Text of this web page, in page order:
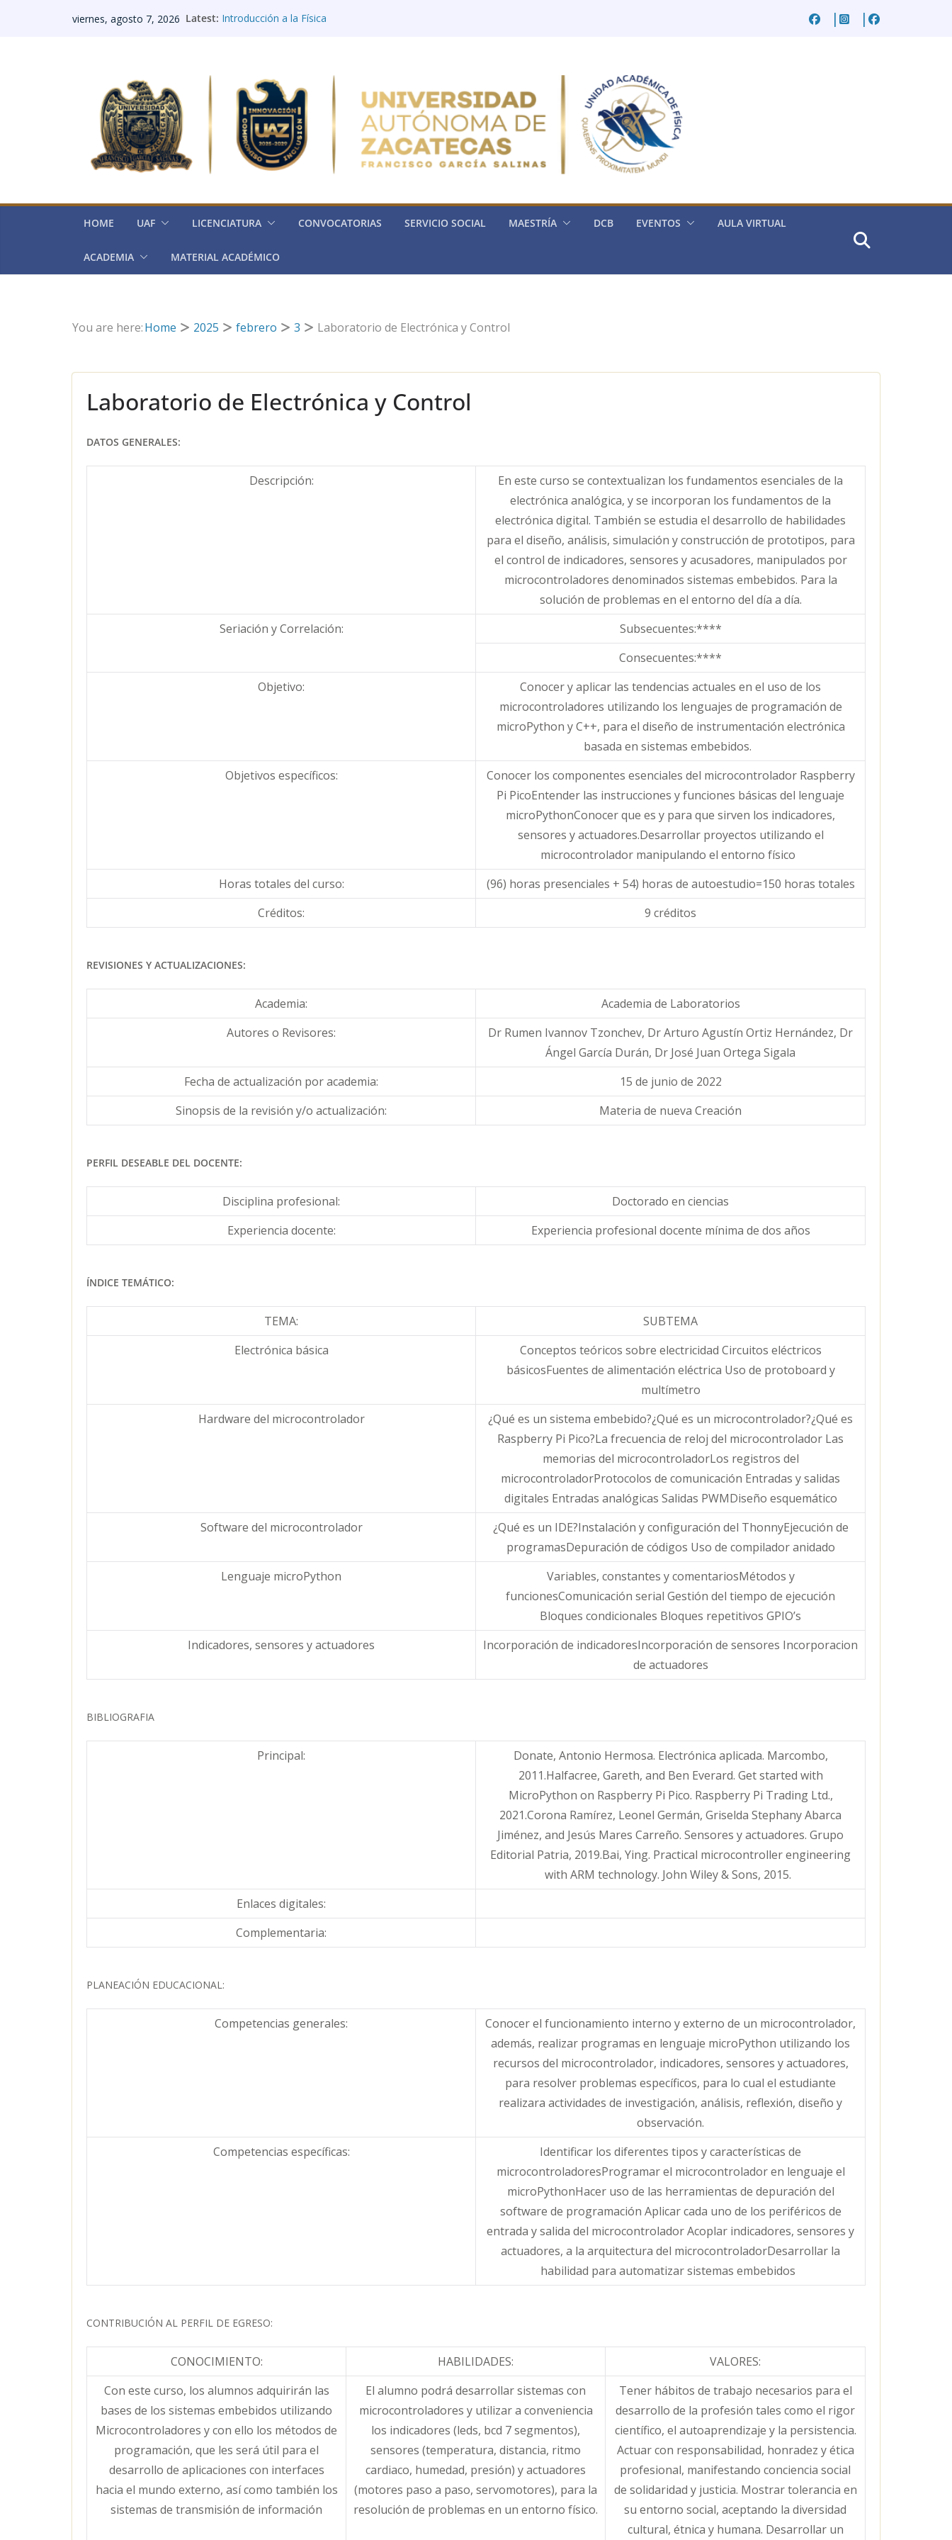
viernes, agosto 7, 2026 Latest: Introducción a la Física
Integradora IV (Química General)
HOME UAF LICENCIATURA CONVOCATORIAS SERVICIO SOCIAL MAESTRÍA DCB EVENTOS AULA VIRTUAL
ACADEMIA MATERIAL ACADÉMICO
You are here:Home 2025 febrero 3 Laboratorio de Electrónica y Control
Laboratorio de Electrónica y Control
DATOS GENERALES:
Descripción:
En este curso se contextualizan los fundamentos esenciales de la
electrónica analógica, y se incorporan los fundamentos de la
electrónica digital. También se estudia el desarrollo de habilidades
para el diseño, análisis, simulación y construcción de prototipos, para
el control de indicadores, sensores y acusadores, manipulados por
microcontroladores denominados sistemas embebidos. Para la
solución de problemas en el entorno del día a día.
Seriación y Correlación:
Subsecuentes:****
Consecuentes:****
Objetivo:
Conocer y aplicar las tendencias actuales en el uso de los
microcontroladores utilizando los lenguajes de programación de
microPython y C++, para el diseño de instrumentación electrónica
basada en sistemas embebidos.
Objetivos específicos:
Conocer los componentes esenciales del microcontrolador Raspberry
Pi PicoEntender las instrucciones y funciones básicas del lenguaje
microPythonConocer que es y para que sirven los indicadores,
sensores y actuadores.Desarrollar proyectos utilizando el
microcontrolador manipulando el entorno físico
Horas totales del curso:
(96) horas presenciales + 54) horas de autoestudio=150 horas totales
Créditos:
9 créditos
REVISIONES Y ACTUALIZACIONES:
Academia:
Academia de Laboratorios
Autores o Revisores:
Dr Rumen Ivannov Tzonchev, Dr Arturo Agustín Ortiz Hernández, Dr
Ángel García Durán, Dr José Juan Ortega Sigala
Fecha de actualización por academia:
15 de junio de 2022
Sinopsis de la revisión y/o actualización:
Materia de nueva Creación
PERFIL DESEABLE DEL DOCENTE:
Disciplina profesional:
Doctorado en ciencias
Experiencia docente:
Experiencia profesional docente mínima de dos años
ÍNDICE TEMÁTICO:
TEMA:
SUBTEMA
Electrónica básica
Conceptos teóricos sobre electricidad Circuitos eléctricos
básicosFuentes de alimentación eléctrica Uso de protoboard y
multímetro
Hardware del microcontrolador
¿Qué es un sistema embebido?¿Qué es un microcontrolador?¿Qué es
Raspberry Pi Pico?La frecuencia de reloj del microcontrolador Las
memorias del microcontroladorLos registros del
microcontroladorProtocolos de comunicación Entradas y salidas
digitales Entradas analógicas Salidas PWMDiseño esquemático
Software del microcontrolador
¿Qué es un IDE?Instalación y configuración del ThonnyEjecución de
programasDepuración de códigos Uso de compilador anidado
Lenguaje microPython
Variables, constantes y comentariosMétodos y
funcionesComunicación serial Gestión del tiempo de ejecución
Bloques condicionales Bloques repetitivos GPIO’s
Indicadores, sensores y actuadores
Incorporación de indicadoresIncorporación de sensores Incorporacion
de actuadores
BIBLIOGRAFIA
Principal:
Donate, Antonio Hermosa. Electrónica aplicada. Marcombo,
2011.Halfacree, Gareth, and Ben Everard. Get started with
MicroPython on Raspberry Pi Pico. Raspberry Pi Trading Ltd.,
2021.Corona Ramírez, Leonel Germán, Griselda Stephany Abarca
Jiménez, and Jesús Mares Carreño. Sensores y actuadores. Grupo
Editorial Patria, 2019.Bai, Ying. Practical microcontroller engineering
with ARM technology. John Wiley & Sons, 2015.
Enlaces digitales:
Complementaria:
PLANEACIÓN EDUCACIONAL:
Competencias generales:
Conocer el funcionamiento interno y externo de un microcontrolador,
además, realizar programas en lenguaje microPython utilizando los
recursos del microcontrolador, indicadores, sensores y actuadores,
para resolver problemas específicos, para lo cual el estudiante
realizara actividades de investigación, análisis, reflexión, diseño y
observación.
Competencias específicas:
Identificar los diferentes tipos y características de
microcontroladoresProgramar el microcontrolador en lenguaje el
microPythonHacer uso de las herramientas de depuración del
software de programación Aplicar cada uno de los periféricos de
entrada y salida del microcontrolador Acoplar indicadores, sensores y
actuadores, a la arquitectura del microcontroladorDesarrollar la
habilidad para automatizar sistemas embebidos
CONTRIBUCIÓN AL PERFIL DE EGRESO:
CONOCIMIENTO: HABILIDADES:
VALORES:
Con este curso, los alumnos adquirirán las
bases de los sistemas embebidos utilizando
Microcontroladores y con ello los métodos de
programación, que les será útil para el
desarrollo de aplicaciones con interfaces
hacia el mundo externo, así como también los
sistemas de transmisión de información
El alumno podrá desarrollar sistemas con
microcontroladores y utilizar a conveniencia
los indicadores (leds, bcd 7 segmentos),
sensores (temperatura, distancia, ritmo
cardiaco, humedad, presión) y actuadores
(motores paso a paso, servomotores), para la
resolución de problemas en un entorno físico.
Tener hábitos de trabajo necesarios para el
desarrollo de la profesión tales como el rigor
científico, el autoaprendizaje y la persistencia.
Actuar con responsabilidad, honradez y ética
profesional, manifestando conciencia social
de solidaridad y justicia. Mostrar tolerancia en
su entorno social, aceptando la diversidad
cultural, étnica y humana. Desarrollar un